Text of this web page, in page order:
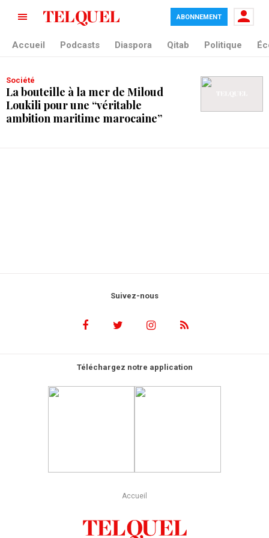
tag blade
ABONNEMENT
Accueil Podcasts Diaspora Qitab Politique
Société
La bouteille à la mer de Miloud
Loukili pour une “véritable
ambition maritime marocaine”
Suivez-nous
Téléchargez notre application
Accueil